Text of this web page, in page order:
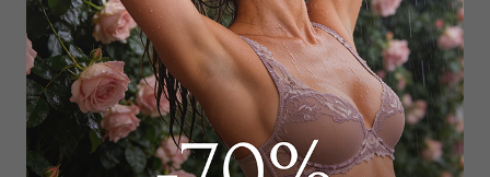
Бюстгальтер классический
push-up
13 000₽ 8 100₽
Бюстгальтер классический t-
shirt
16 000
9 900₽